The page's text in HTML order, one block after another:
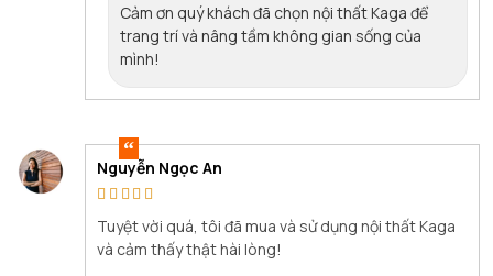
Cảm ơn quý khách đã chọn nội thất Kaga để
trang trí và nâng tầm không gian sống của
mình!
Nguyễn Ngọc An
Tuyệt vời quá, tôi đã mua và sử dụng nội thất Kaga
và cảm thấy thật hài lòng!